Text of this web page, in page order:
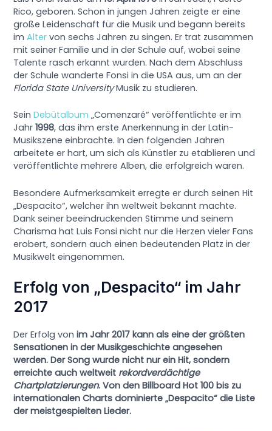
Rico, geboren. Schon in jungen Jahren zeigte er eine
große Leidenschaft für die Musik und begann bereits
imAlter von sechs Jahren zu singen. Er trat zusammen
mit seiner Familie und in der Schule auf, wobei seine
Talente rasch erkannt wurden. Nach dem Abschluss
der Schule wanderte Fonsi in die USA aus, um an der
Florida State UniversityMusik zu studieren.
SeinDebütalbum „Comenzaré“ veröffentlichte er im
Jahr1998, das ihm erste Anerkennung in der Latin-
Musikszene einbrachte. In den folgenden Jahren
arbeitete er hart, um sich als Künstler zu etablieren und
veröffentlichte mehrere Alben, die erfolgreich waren.
Besondere Aufmerksamkeit erregte er durch seinen Hit
„Despacito“, welcher ihn weltweit bekannt machte.
Dank seiner beeindruckenden Stimme und seinem
Charisma hat Luis Fonsi nicht nur die Herzen vieler Fans
erobert, sondern auch einen bedeutenden Platz in der
Musikwelt eingenommen.
Erfolg von „Despacito“ im Jahr
2017
Der Erfolg vonim Jahr 2017 kann als eine der größten
Sensationen in der Musikgeschichte angesehen
werden. Der Song wurde nicht nur ein Hit, sondern
erreichte auch weltweit rekordverdächtige
Chartplatzierungen. Von den Billboard Hot 100 bis zu
internationalen Charts dominierte „Despacito“ die Liste
der meistgespielten Lieder.